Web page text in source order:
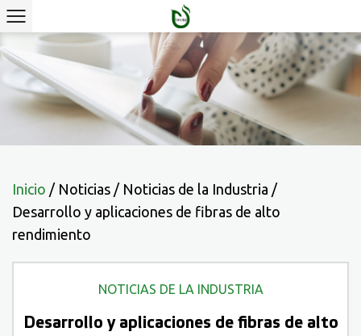
Inicio / Noticias / Noticias de la Industria /
Desarrollo y aplicaciones de fibras de alto
rendimiento
NOTICIAS DE LA INDUSTRIA
Desarrollo y aplicaciones de fibras de alto